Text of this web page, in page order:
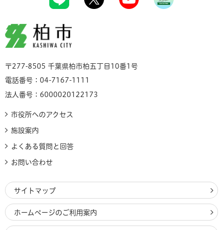
柏市
〒277-8505 千葉県柏市柏五丁目10番1号
電話番号：04-7167-1111
法人番号：6000020122173
市役所へのアクセス
施設案内
よくある質問と回答
お問い合わせ
サイトマップ
ホームページのご利用案内